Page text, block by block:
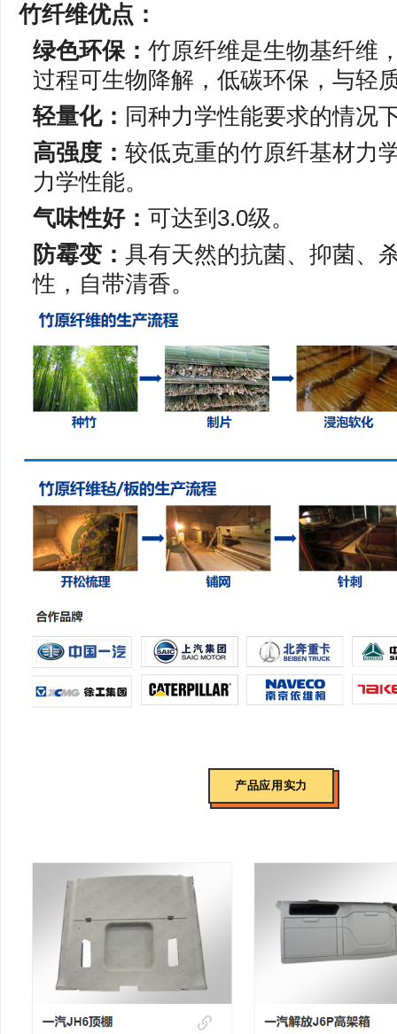
竹纤维优点：
绿色环保： 竹原纤维是生物基纤维
过程可生物降解，低碳环保，与轻
轻量化： 同种力学性能要求的情况
高强度： 较低克重的竹原纤基材力
力学性能。
气味性好： 可达到3.0级。
防霉变： 具有天然的抗菌、抑菌、
性，自带清香。
产品应用实力